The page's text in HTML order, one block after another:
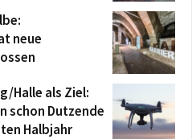
neue
Halle als Ziel:
schon Dutzende
Halbjahr